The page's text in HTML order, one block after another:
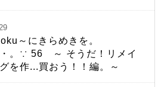
～にきらめきを。
。∵ 56 ～ そうだ！リメイ
を作...買おう！！編。～